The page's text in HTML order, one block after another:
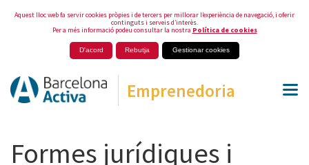
Aquest lloc web fa servir cookies pròpies i de tercers per millorar l’experiència de navegació, i oferir
continguts i serveis d’interès.
Per a més informació podeu consultar la nostra Política de cookies
D'acord Rebutja Gestionar cookies
Emprenedoria
Formes jurídiques i